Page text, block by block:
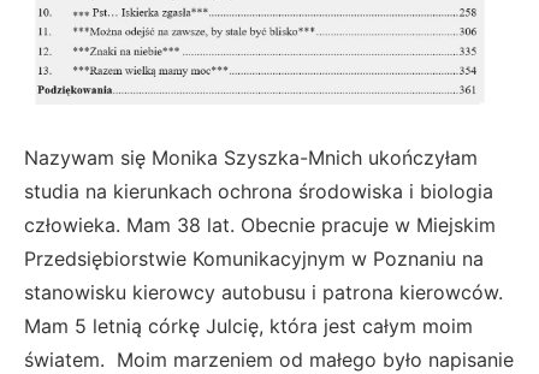
Nazywam się Monika Szyszka-Mnich ukończyłam
studia na kierunkach ochrona środowiska i biologia
człowieka. Mam 38 lat. Obecnie pracuje w Miejskim
Przedsiębiorstwie Komunikacyjnym w Poznaniu na
stanowisku kierowcy autobusu i patrona kierowców.
Mam 5 letnią córkę Julcię, która jest całym moim
światem. Moim marzeniem od małego było napisanie